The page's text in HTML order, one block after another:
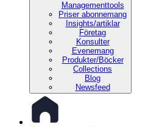
Managementtools
Priser abonnemang
Insights/artiklar
Företag
Konsulter
Evenemang
Produkter/Böcker
Collections
Blog
Newsfeed